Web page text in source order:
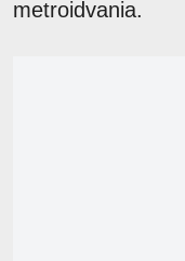
metroidvania.